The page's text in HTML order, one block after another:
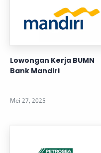
Lowongan Kerja BUMN
Bank Mandiri